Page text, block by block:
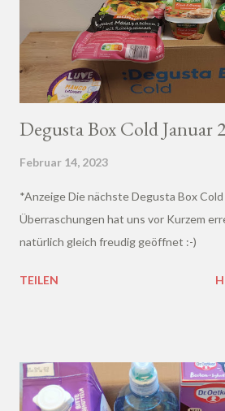
Degusta Box Cold Januar
Februar 14, 2023
*Anzeige Die nächste Degusta Box
Überraschungen hat uns vor Kurzem
natürlich gleich freudig geöffnet :-)
TEILEN